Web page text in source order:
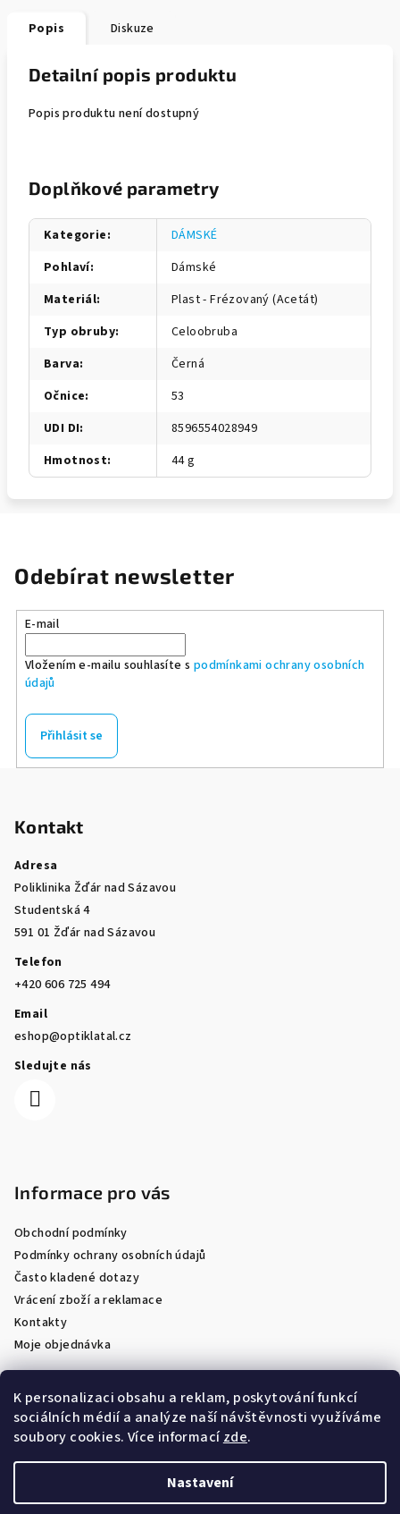
K personalizaci obsahu a reklam, poskytování funkcí
sociálních médií a analýze naší návštěvnosti využíváme
soubory cookies. Více informacízde.
Nastavení
Popis Diskuze
Detailní popis produktu
Popis produktu není dostupný
Doplňkové parametry
Kategorie:
DÁMSKÉ
Pohlaví:
Dámské
Materiál:
Plast - Frézovaný (Acetát)
Typ obruby:
Celoobruba
Barva:
Černá
Očnice:
53
UDI DI:
8596554028949
Hmotnost: 44 g
Odebírat newsletter
E-mail
Vložením e-mailu souhlasíte s podmínkami ochrany osobních
údajů
Přihlásit se
Kontakt
Adresa
Poliklinika Žďár nad Sázavou
Studentská 4
591 01 Žďár nad Sázavou
Telefon
+420 606 725 494
Email
eshop@optiklatal.cz
Sledujte nás
Informace pro vás
Obchodní podmínky
Podmínky ochrany osobních údajů
Často kladené dotazy
Vrácení zboží a reklamace
Kontakty
Moje objednávka
Facebook